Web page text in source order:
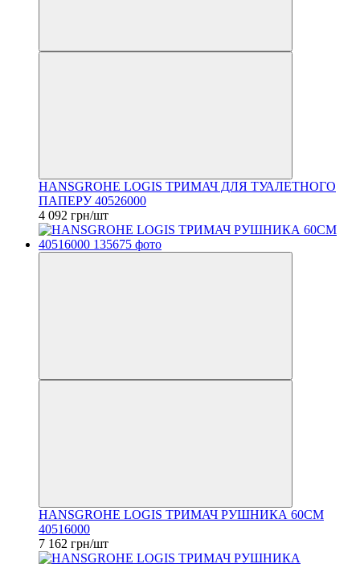
HANSGROHE LOGIS ТРИМАЧ ДЛЯ ТУАЛЕТНОГО
ПАПЕРУ 40526000
4 092 грн/шт
HANSGROHE LOGIS ТРИМАЧ РУШНИКА 60СМ
40516000
7 162 грн/шт